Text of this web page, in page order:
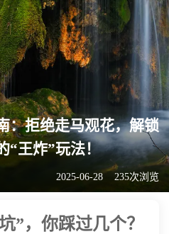
：拒绝走马观花，解锁
“王炸”玩法！
2025-06-28 235次浏览
”，你踩过几个？